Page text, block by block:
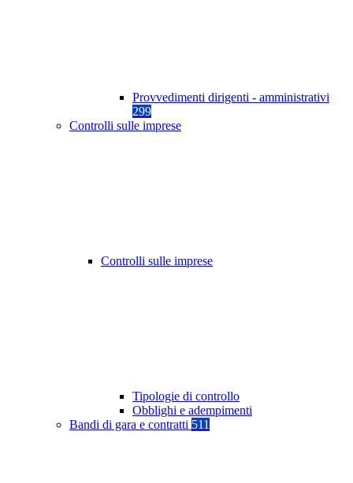
Provvedimenti dirigenti - amministrativi
299
Controlli sulle imprese
Controlli sulle imprese
Tipologie di controllo
Obblighi e adempimenti
Bandi di gara e contratti 511